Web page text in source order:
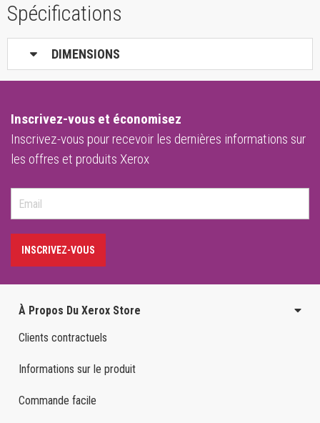
Spécifications
DIMENSIONS
Inscrivez-vous et économisez
Inscrivez-vous pour recevoir les dernières informations sur
les offres et produits Xerox
INSCRIVEZ-VOUS
À Propos Du Xerox Store
Clients contractuels
Informations sur le produit
Commande facile